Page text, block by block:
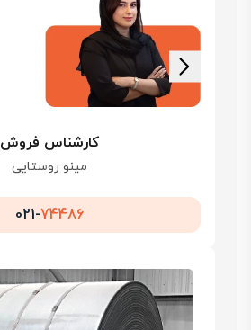
کارشناس فروش
مینو روستایی
021-74486